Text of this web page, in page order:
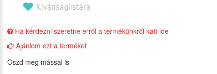
Kívánságlistára
Ha kérdezni szeretne erről a termékünkről katt ide
Ajánlom ezt a terméket
Oszd meg mással is